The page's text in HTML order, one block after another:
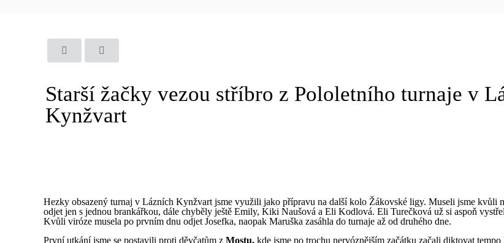
Starší žačky vezou stříbro z Pololetního turnaje v
Kynžvart
Hezky obsazený turnaj v Lázních Kynžvart jsme využili jako přípravu na další kolo Žákovské ligy. Museli jsme kvůli
odjet jen s jednou brankářkou, dále chyběly ještě Emily, Kiki Naušová a Eli Kodlová. Eli Turečková už si aspoň
Kvůli viróze musela po prvním dnu odjet Josefka, naopak Maruška zasáhla do turnaje až od druhého dne.
První utkání jsme se postavili proti děvčatům zMostu, kde jsme po trochu nervóznějším začátku začali diktovat tempo